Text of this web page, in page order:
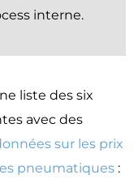
interne.
liste des six
avec des
sur les prix
pneumatiques :